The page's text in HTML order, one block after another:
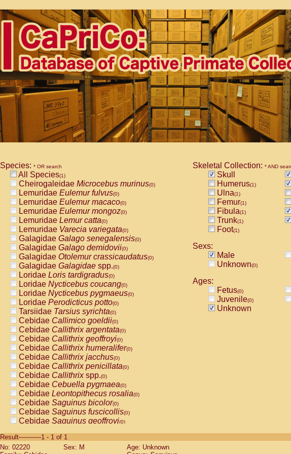
Species: * OR search
All Species(1)
Cheirogaleidae Microcebus murinus(0)
Lemuridae Eulemur fulvus(0)
Lemuridae Eulemur macaco(0)
Lemuridae Eulemur mongoz(0)
Lemuridae Lemur catta(0)
Lemuridae Varecia variegata(0)
Galagidae Galago senegalensis(0)
Galagidae Galago demidovii(0)
Galagidae Otolemur crassicaudatus(0)
Galagidae Galagidae spp.(0)
Loridae Loris tardigradus(0)
Loridae Nycticebus coucang(0)
Loridae Nycticebus pygmaeus(0)
Loridae Perodicticus potto(0)
Tarsiidae Tarsius syrichta(0)
Cebidae Callimico goeldii(0)
Cebidae Callithrix argentata(0)
Cebidae Callithrix geoffroyi(0)
Cebidae Callithrix humeralifer(0)
Cebidae Callithrix jacchus(0)
Cebidae Callithrix penicillata(0)
Cebidae Callithrixspp.(0)
Cebidae Cebuella pygmaea(0)
Cebidae Leontopithecus rosalia(0)
Cebidae Saguinus bicolor(0)
Cebidae Saguinus fuscicollis(0)
Cebidae Saguinus geoffroyi(0)
CebidaeSaguinus labiatus(0)
Cebidae Saguinus leucopus (0)
Skeletal Collection: * AND
Skull
Humerus(1)
Ulna(1)
Femur(1)
Fibula(1)
Trunk(1)
Foot(1)
Sexs:
Male
Unknown(0)
Ages:
Fetus(0)
Juvenile(0)
Unknown
Result-----------1 - 1 of 1
No: 02220
Sex: M
Age: Unknown